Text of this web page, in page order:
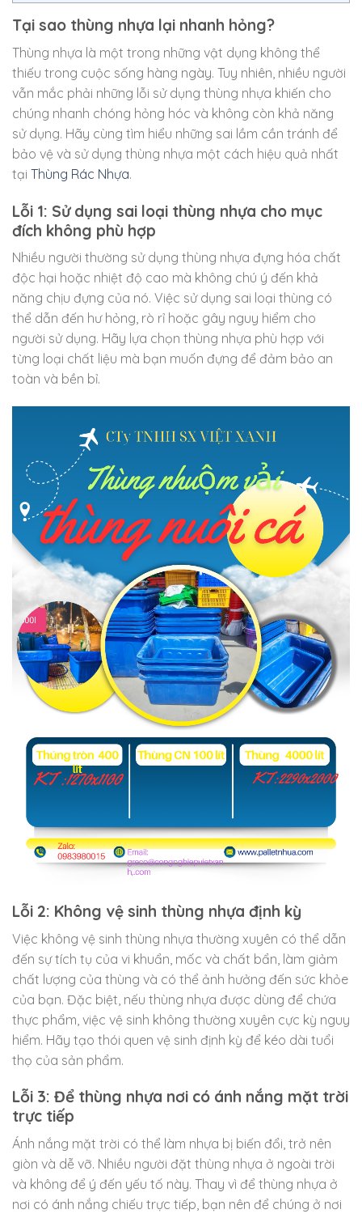
Tại sao thùng nhựa lại nhanh hỏng?
Thùng nhựa là một trong những vật dụng không thể
thiếu trong cuộc sống hàng ngày. Tuy nhiên, nhiều người
vẫn mắc phải những lỗi sử dụng thùng nhựa khiến cho
chúng nhanh chóng hỏng hóc và không còn khả năng
sử dụng. Hãy cùng tìm hiểu những sai lầm cần tránh để
bảo vệ và sử dụng thùng nhựa một cách hiệu quả nhất
tại Thùng Rác Nhựa.
Lỗi 1: Sử dụng sai loại thùng nhựa cho mục
đích không phù hợp
Nhiều người thường sử dụng thùng nhựa đựng hóa chất
độc hại hoặc nhiệt độ cao mà không chú ý đến khả
năng chịu đựng của nó. Việc sử dụng sai loại thùng có
thể dẫn đến hư hỏng, rò rỉ hoặc gây nguy hiểm cho
người sử dụng. Hãy lựa chọn thùng nhựa phù hợp với
từng loại chất liệu mà bạn muốn đựng để đảm bảo an
toàn và bền bỉ.
Lỗi 2: Không vệ sinh thùng nhựa định kỳ
Việc không vệ sinh thùng nhựa thường xuyên có thể dẫn
đến sự tích tụ của vi khuẩn, mốc và chất bẩn, làm giảm
chất lượng của thùng và có thể ảnh hưởng đến sức khỏe
của bạn. Đặc biệt, nếu thùng nhựa được dùng để chứa
thực phẩm, việc vệ sinh không thường xuyên cực kỳ nguy
hiểm. Hãy tạo thói quen vệ sinh định kỳ để kéo dài tuổi
thọ của sản phẩm.
Lỗi 3: Để thùng nhựa nơi có ánh nắng mặt trời
trực tiếp
Ánh nắng mặt trời có thể làm nhựa bị biến đổi, trở nên
giòn và dễ vỡ. Nhiều người đặt thùng nhựa ở ngoài trời
và không để ý đến yếu tố này. Thay vì để thùng nhựa ở
nơi có ánh nắng chiếu trực tiếp, bạn nên để chúng ở nơi